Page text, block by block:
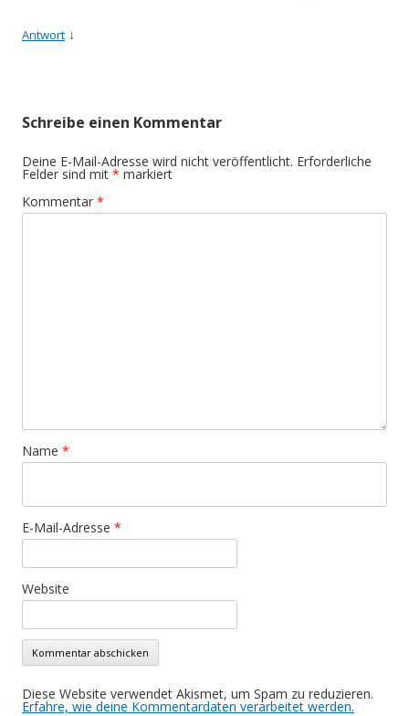
Antwort ↓
Schreibe einen Kommentar
Deine E-Mail-Adresse wird nicht veröffentlicht. Erforderliche
Felder sind mit * markiert
Kommentar *
Name *
E-Mail-Adresse *
Website
Diese Website verwendet Akismet, um Spam zu reduzieren.
Erfahre, wie deine Kommentardaten verarbeitet werden.